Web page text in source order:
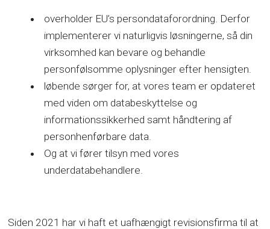
overholder EU’s persondataforordning. Derfor
implementerer vi naturligvis løsningerne, så din
virksomhed kan bevare og behandle
personfølsomme oplysninger efter hensigten.
løbende sørger for, at vores team er opdateret
med viden om databeskyttelse og
informationssikkerhed samt håndtering af
personhenførbare data.
Og at vi fører tilsyn med vores
underdatabehandlere.
Siden 2021 har vi haft et uafhængigt revisionsfirma til at